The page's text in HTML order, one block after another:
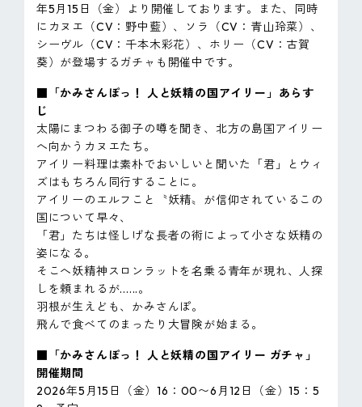
年5月15日（金）より開催しております。また、同時
にカヌエ（CV：野中藍）、ソラ（CV：青山玲菜）、
シーヴル（CV：千本木彩花）、ホリー（CV：古賀
葵）が登場するガチャも開催中です。
■「かみさんぽっ！ 人と妖精の国アイリー」あらす
じ
太陽にまつわる御子の噂を聞き、北方の島国アイリー
へ向かうカヌエたち。
アイリー料理は素朴でおいしいと聞いた「君」とウィ
ズはもちろん同行することに。
アイリーのエルフこと〝妖精〟が信仰されているこの
国について早々、
「君」たちは怪しげな長者の術によって小さな妖精の
姿になる。
そこへ妖精神スロンラットを名乗る青年が現れ、人探
しを頼まれるが......。
羽根が生えども、かみさんぽ。
飛んで食べてのまったり大冒険が始まる。
■「かみさんぽっ！ 人と妖精の国アイリー ガチャ」
開催期間
2026年5月15日（金）16：00〜6月12日（金）15：5